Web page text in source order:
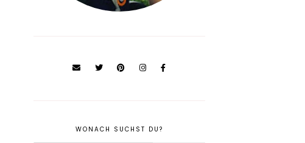
WONACH SUCHST DU?